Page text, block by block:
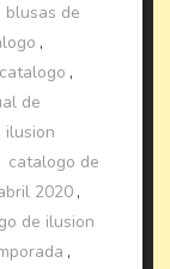
blusas de
,
,
de
ilusion
catalogo de
2020 ,
de ilusion
,